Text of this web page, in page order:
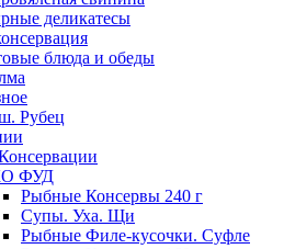
деликатесы
блюда и обеды
Рубец
ФУД
Рыбные Консервы 240 г
Супы. Уха. Щи
Рыбные Филе-кусочки. Суфле